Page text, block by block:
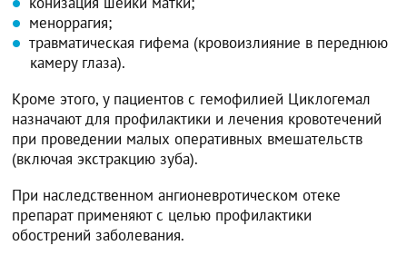
меноррагия;
травматическая гифема (кровоизлияние в переднюю
камеру глаза).
Кроме этого, у пациентов с гемофилией Циклогемал
назначают для профилактики и лечения кровотечений
при проведении малых оперативных вмешательств
(включая экстракцию зуба).
При наследственном ангионевротическом отеке
препарат применяют с целью профилактики
обострений заболевания.